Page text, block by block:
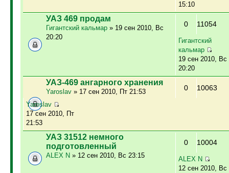
15:10
УАЗ 469 продам
Гигантский кальмар» 19 сен 2010, Вс
20:20
0 11054
Гигантский
кальмар
19 сен 2010, Вс
20:20
УАЗ-469 ангарного хранения
Yaroslav» 17 сен 2010, Пт 21:53 0 10063
Yaroslav
17 сен 2010, Пт
21:53
УАЗ 31512 немного
подготовленный
ALEX N » 12 сен 2010, Вс 23:15
0 10004
ALEX N
12 сен 2010, Вс